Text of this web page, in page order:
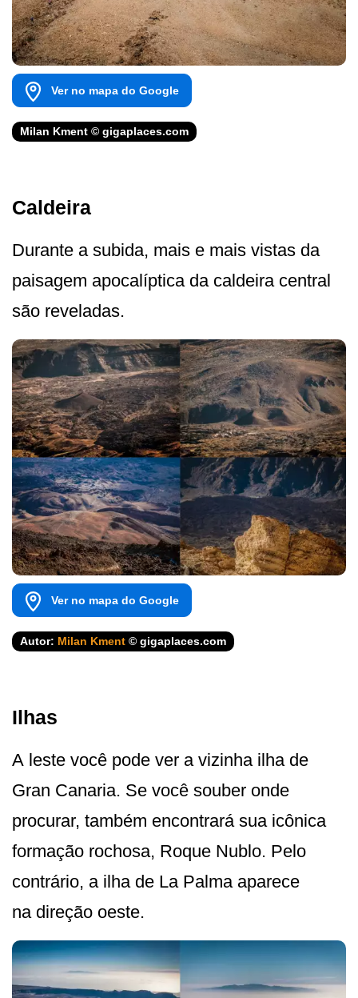
Ver no mapa do Google
Milan Kment © gigaplaces.com
Caldeira
Durante a subida, mais e mais vistas da
paisagem apocalíptica da caldeira central
são reveladas.
Ver no mapa do Google
Autor: Milan Kment © gigaplaces.com
Ilhas
A leste você pode ver a vizinha ilha de
Gran Canaria. Se você souber onde
procurar, também encontrará sua icônica
formação rochosa, Roque Nublo. Pelo
contrário, a ilha de La Palma aparece
na direção oeste.